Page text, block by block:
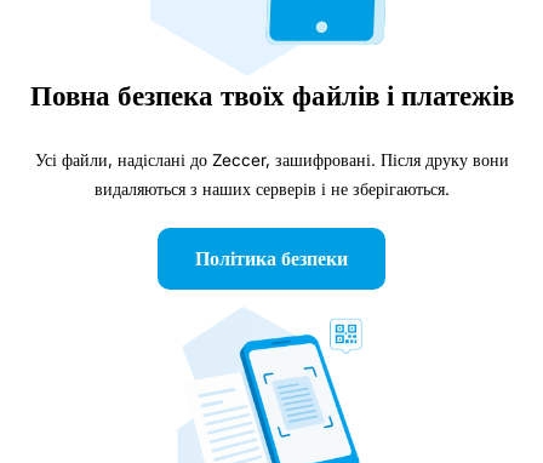
Повна безпека твоїх файлів і платежів
Усі файли, надіслані до Zeccer, зашифровані. Після друку вони
видаляються з наших серверів і не зберігаються.
Політика безпеки